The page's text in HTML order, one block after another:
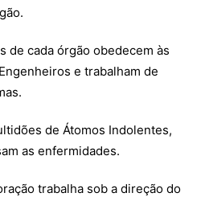
de cada órgão obedecem às
e trabalham de
de Átomos Indolentes,
as enfermidades.
trabalha sob a direção do